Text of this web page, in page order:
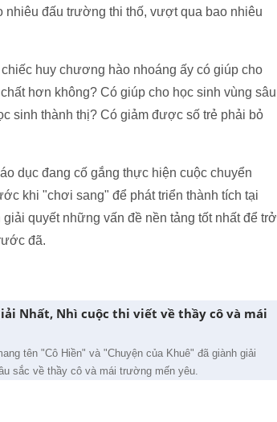
đấu trường thi thố, vượt qua bao nhiêu
huy chương hào nhoáng ấy có giúp cho
hơn không? Có giúp cho học sinh vùng sâu
sinh thành thị? Có giảm được số trẻ phải bỏ
dục đang cố gắng thực hiện cuộc chuyển
khi "chơi sang" để phát triển thành tích tại
quyết những vấn đề nền tảng tốt nhất để trở
đã.
Nhất, Nhì cuộc thi viết về thầy cô và mái
tên "Cô Hiền" và "Chuyện của Khuê" đã giành giải
sắc về thầy cô và mái trường mến yêu.